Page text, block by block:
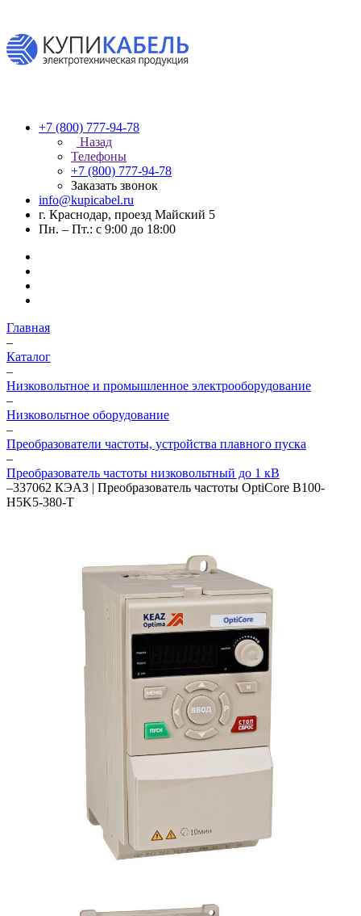
+7 (800) 777-94-78
Назад
Телефоны
+7 (800) 777-94-78
Заказать звонок
info@kupicabel.ru
г. Краснодар, проезд Майский 5
Пн. – Пт.: с 9:00 до 18:00
Главная
–
Каталог
–
Низковольтное и промышленное электрооборудование
–
Низковольтное оборудование
–
Преобразователи частоты, устройства плавного пуска
–
Преобразователь частоты низковольтный до 1 кВ
–337062 КЭАЗ | Преобразователь частоты OptiCore B100-
H5K5-380-Т